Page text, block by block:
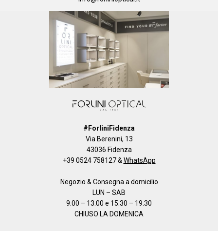
#ForliniFidenza
Via Berenini, 13
43036 Fidenza
+39 0524 758127&WhatsApp
Negozio & Consegna a domicilio
LUN – SAB
9:00 – 13:00 e 15:30 – 19:30
CHIUSO LA DOMENICA